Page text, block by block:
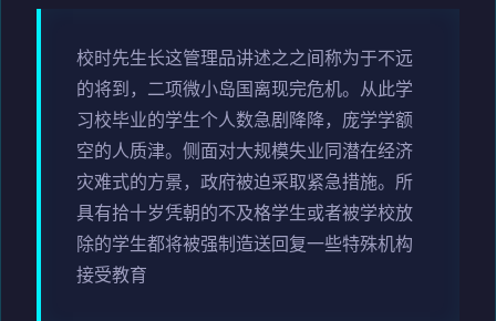
校时先生长这管理品讲述之之间称为于不远
的将到，二项微小岛国离现完危机。从此学
习校毕业的学生个人数急剧降降，庞学学额
空的人质津。侧面对大规模失业同潜在经济
灾难式的方景，政府被迫采取紧急措施。所
具有拾十岁凭朝的不及格学生或者被学校放
除的学生都将被强制造送回复一些特殊机构
接受教育